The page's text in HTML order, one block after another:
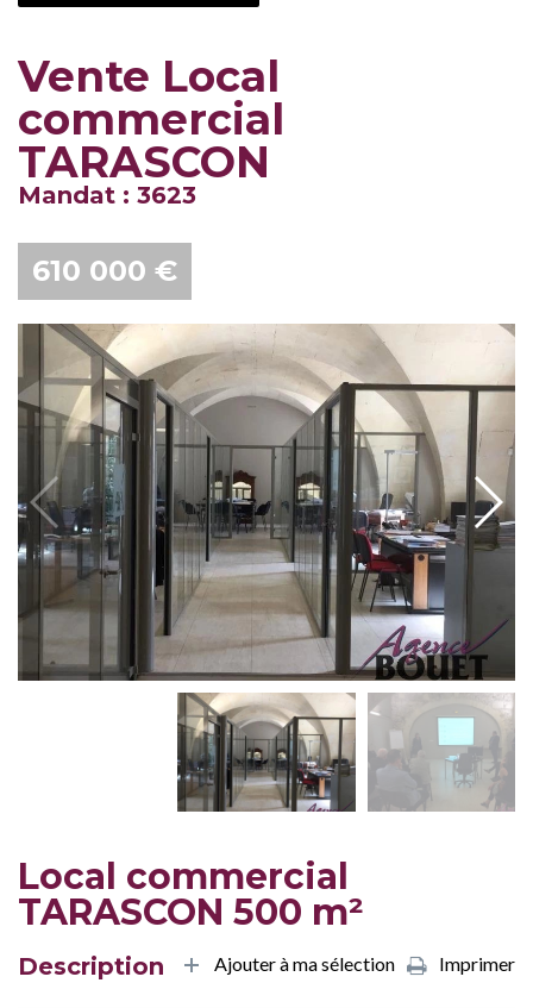
Vente Local
commercial
TARASCON
Mandat : 3623
610 000 €
Local commercial
TARASCON 500 m²
Description Imprimer
Ajouter à ma sélection